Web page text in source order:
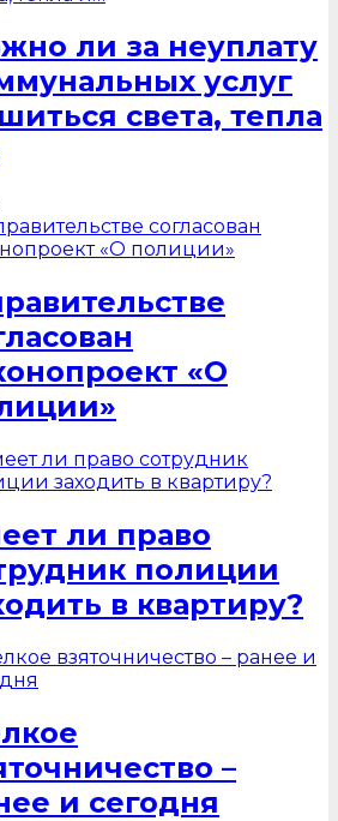
ли за неуплату
услуг
света, тепла
«О
ли право
полиции
в квартиру?
–
и сегодня